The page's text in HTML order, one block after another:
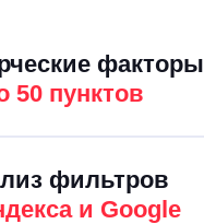
факторы
50 пунктов
фильтров
и Google